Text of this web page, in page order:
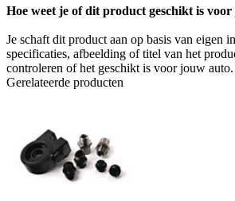
Hoe weet je of dit product geschikt is
Je schaft dit product aan op basis van eigen
specificaties, afbeelding of titel van het
controleren of het geschikt is voor jouw auto.
Gerelateerde producten